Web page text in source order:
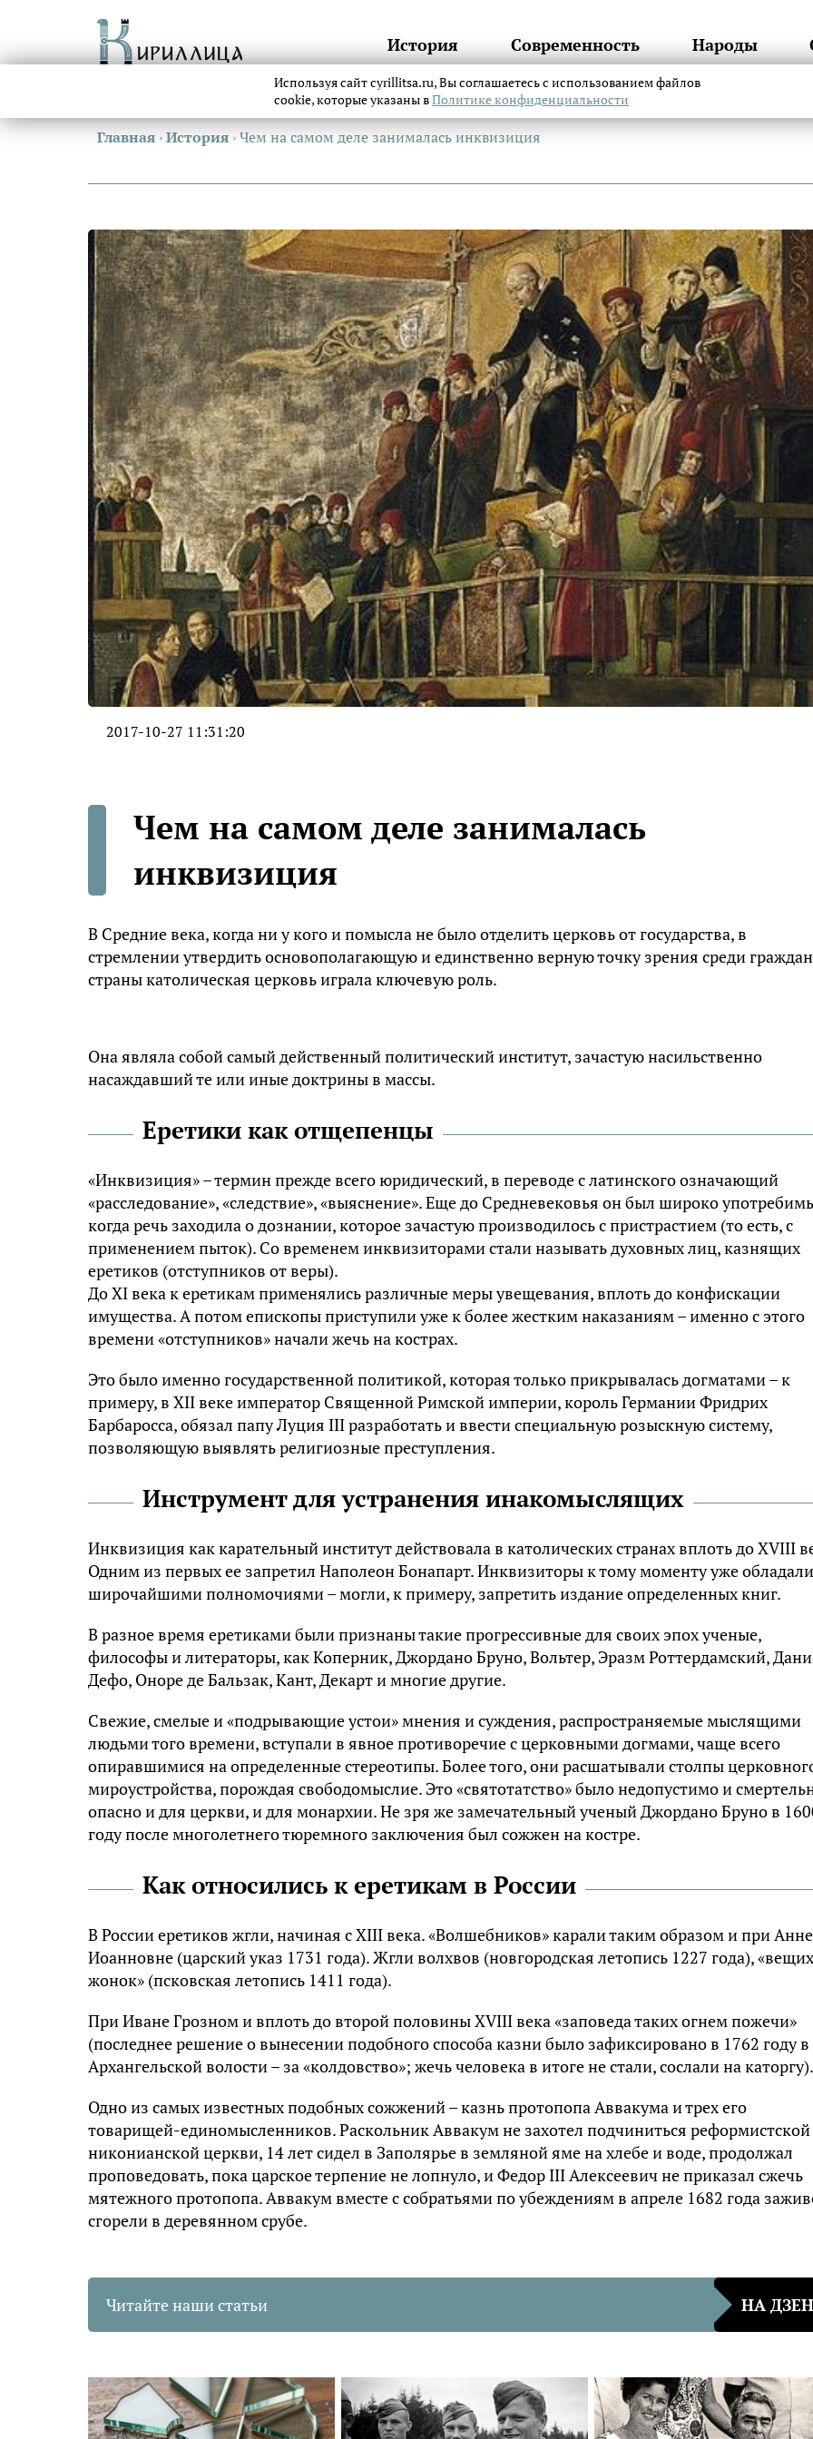
История Современность Народы
Главная ›История ›Чем на самом деле занималась инквизиция
2017-10-27 11:31:20
Чем на самом деле занималась
инквизиция
В Средние века, когда ни у кого и помысла не было отделить церковь от государства, в
стремлении утвердить основополагающую и единственно верную точку зрения среди граждан
страны католическая церковь играла ключевую роль.
Она являла собой самый действенный политический институт, зачастую насильственно
насаждавший те или иные доктрины в массы.
Еретики как отщепенцы
«Инквизиция» – термин прежде всего юридический, в переводе с латинского означающий
«расследование», «следствие», «выяснение». Еще до Средневековья он был широко
когда речь заходила о дознании, которое зачастую производилось с пристрастием (то есть, с
применением пыток). Со временем инквизиторами стали называть духовных лиц, казнящих
еретиков (отступников от веры).
До XI века к еретикам применялись различные меры увещевания, вплоть до конфискации
имущества. А потом епископы приступили уже к более жестким наказаниям – именно с этого
времени «отступников» начали жечь на кострах.
Это было именно государственной политикой, которая только прикрывалась догматами – к
примеру, в XII веке император Священной Римской империи, король Германии Фридрих
Барбаросса, обязал папу Луция III разработать и ввести специальную розыскную систему,
позволяющую выявлять религиозные преступления.
Инструмент для устранения инакомыслящих
Инквизиция как карательный институт действовала в католических странах вплоть до XVIII
Одним из первых ее запретил Наполеон Бонапарт. Инквизиторы к тому моменту уже обладали
широчайшими полномочиями – могли, к примеру, запретить издание определенных книг.
В разное время еретиками были признаны такие прогрессивные для своих эпох ученые,
философы и литераторы, как Коперник, Джордано Бруно, Вольтер, Эразм Роттердамский,
Дефо, Оноре де Бальзак, Кант, Декарт и многие другие.
Свежие, смелые и «подрывающие устои» мнения и суждения, распространяемые мыслящими
людьми того времени, вступали в явное противоречие с церковными догмами, чаще всего
опиравшимися на определенные стереотипы. Более того, они расшатывали столпы
мироустройства, порождая свободомыслие. Это «святотатство» было недопустимо и
опасно и для церкви, и для монархии. Не зря же замечательный ученый Джордано Бруно в
году после многолетнего тюремного заключения был сожжен на костре.
Как относились к еретикам в России
В России еретиков жгли, начиная с XIII века. «Волшебников» карали таким образом и при Анне
Иоанновне (царский указ 1731 года). Жгли волхвов (новгородская летопись 1227 года), «вещих
жонок» (псковская летопись 1411 года).
При Иване Грозном и вплоть до второй половины XVIII века «заповеда таких огнем пожечи»
(последнее решение о вынесении подобного способа казни было зафиксировано в 1762 году в
Архангельской волости – за «колдовство»; жечь человека в итоге не стали, сослали на каторгу).
Одно из самых известных подобных сожжений – казнь протопопа Аввакума и трех его
товарищей-единомысленников. Раскольник Аввакум не захотел подчиниться реформистской
никонианской церкви, 14 лет сидел в Заполярье в земляной яме на хлебе и воде, продолжал
проповедовать, пока царское терпение не лопнуло, и Федор III Алексеевич не приказал сжечь
мятежного протопопа. Аввакум вместе с собратьями по убеждениям в апреле 1682 года
сгорели в деревянном срубе.
Читайте наши статьи НА ДЗЕН
Используя сайт cyrillitsa.ru, Вы соглашаетесь с использованием файлов
cookie, которые указаны вПолитике конфиденциальности